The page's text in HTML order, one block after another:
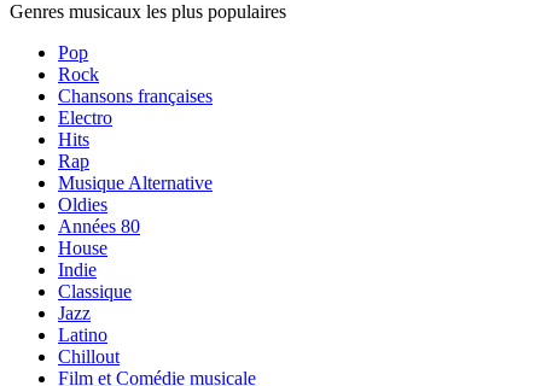
Genres musicaux les plus populaires
Pop
Rock
Chansons françaises
Electro
Hits
Rap
Musique Alternative
Oldies
Années 80
House
Indie
Classique
Jazz
Latino
Chillout
Film et Comédie musicale